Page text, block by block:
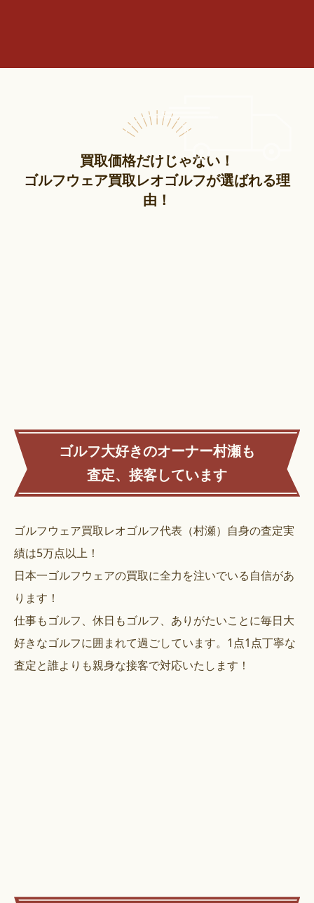
買取価格だけじゃない！
ゴルフウェア買取レオゴルフが選ばれる理
由！
ゴルフ大好きのオーナー村瀬も
査定、接客しています
ゴルフウェア買取レオゴルフ代表（村瀬）自身の査定実
績は5万点以上！
日本一ゴルフウェアの買取に全力を注いでいる自信があ
ります！
仕事もゴルフ、休日もゴルフ、ありがたいことに毎日大
好きなゴルフに囲まれて過ごしています。1点1点丁寧な
査定と誰よりも親身な接客で対応いたします！